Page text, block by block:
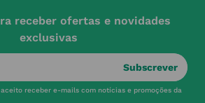
receber ofertas e novidades
exclusivas
Subscrever
receber e-mails com notícias e promoções da